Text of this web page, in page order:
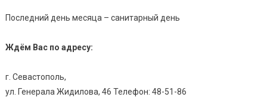
Последний день месяца – санитарный день
Ждём Вас по адресу:
г. Севастополь,
ул. Генерала Жидилова, 46 Телефон: 48-51-86